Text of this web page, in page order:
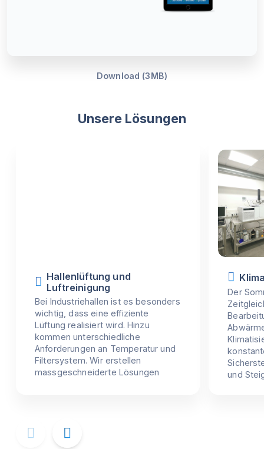
Download (3MB)
Unsere Lösungen
Hallenlüftung und
Luftreinigung
Bei Industriehallen ist es besonders
wichtig, dass eine effiziente
Lüftung realisiert wird. Hinzu
kommen unterschiedliche
Anforderungen an Temperatur und
Filtersystem. Wir erstellen
massgeschneiderte Lösungen
Der
und